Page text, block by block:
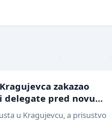
zakazao
delegate pred novu
u Kragujevcu, a prisustvo